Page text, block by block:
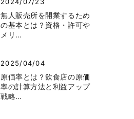
無人販売所を開業するため
の基本とは？資格・許可や
メリ…
2025/04/04
原価率とは？飲食店の原価
率の計算方法と利益アップ
戦略…